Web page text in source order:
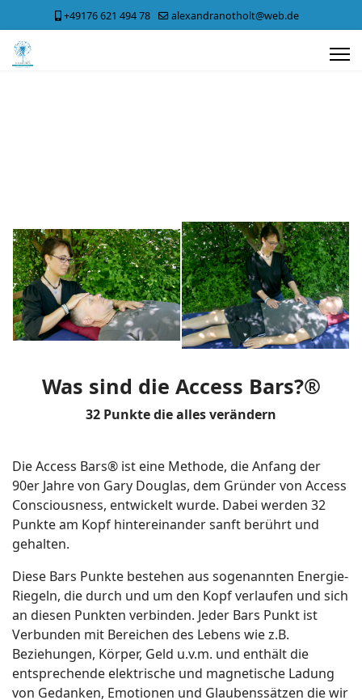
+49176 621 494 78 alexandranotholt@web.de
Was sind die Access Bars?®
32 Punkte die alles verändern
Die Access Bars® ist eine Methode, die Anfang der
90er Jahre von Gary Douglas, dem Gründer von Access
Consciousness, entwickelt wurde. Dabei werden 32
Punkte am Kopf hintereinander sanft berührt und
gehalten.
Diese Bars Punkte bestehen aus sogenannten Energie-
Riegeln, die durch und um den Kopf verlaufen und sich
an diesen Punkten verbinden. Jeder Bars Punkt ist
Verbunden mit Bereichen des Lebens wie z.B.
Beziehungen, Körper, Geld u.v.m. und enthält die
entsprechende elektrische und magnetische Ladung
von Gedanken, Emotionen und Glaubenssätzen die wir